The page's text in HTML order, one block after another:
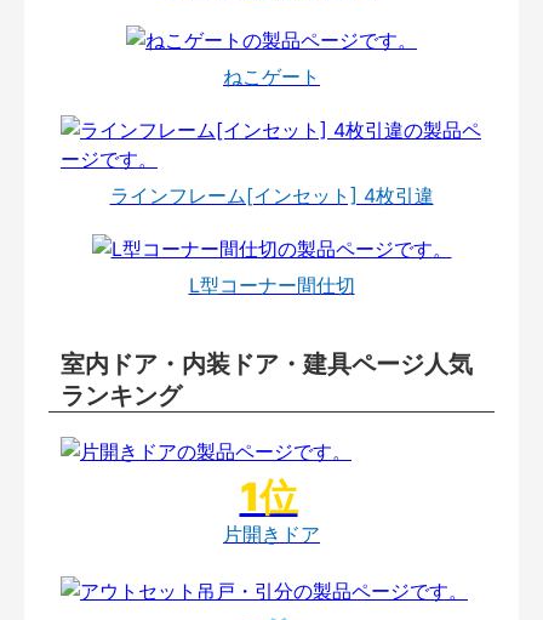
ねこゲート
ラインフレーム[インセット] 4枚引違
L型コーナー間仕切
室内ドア・内装ドア・建具ページ人気
ランキング
片開きドア